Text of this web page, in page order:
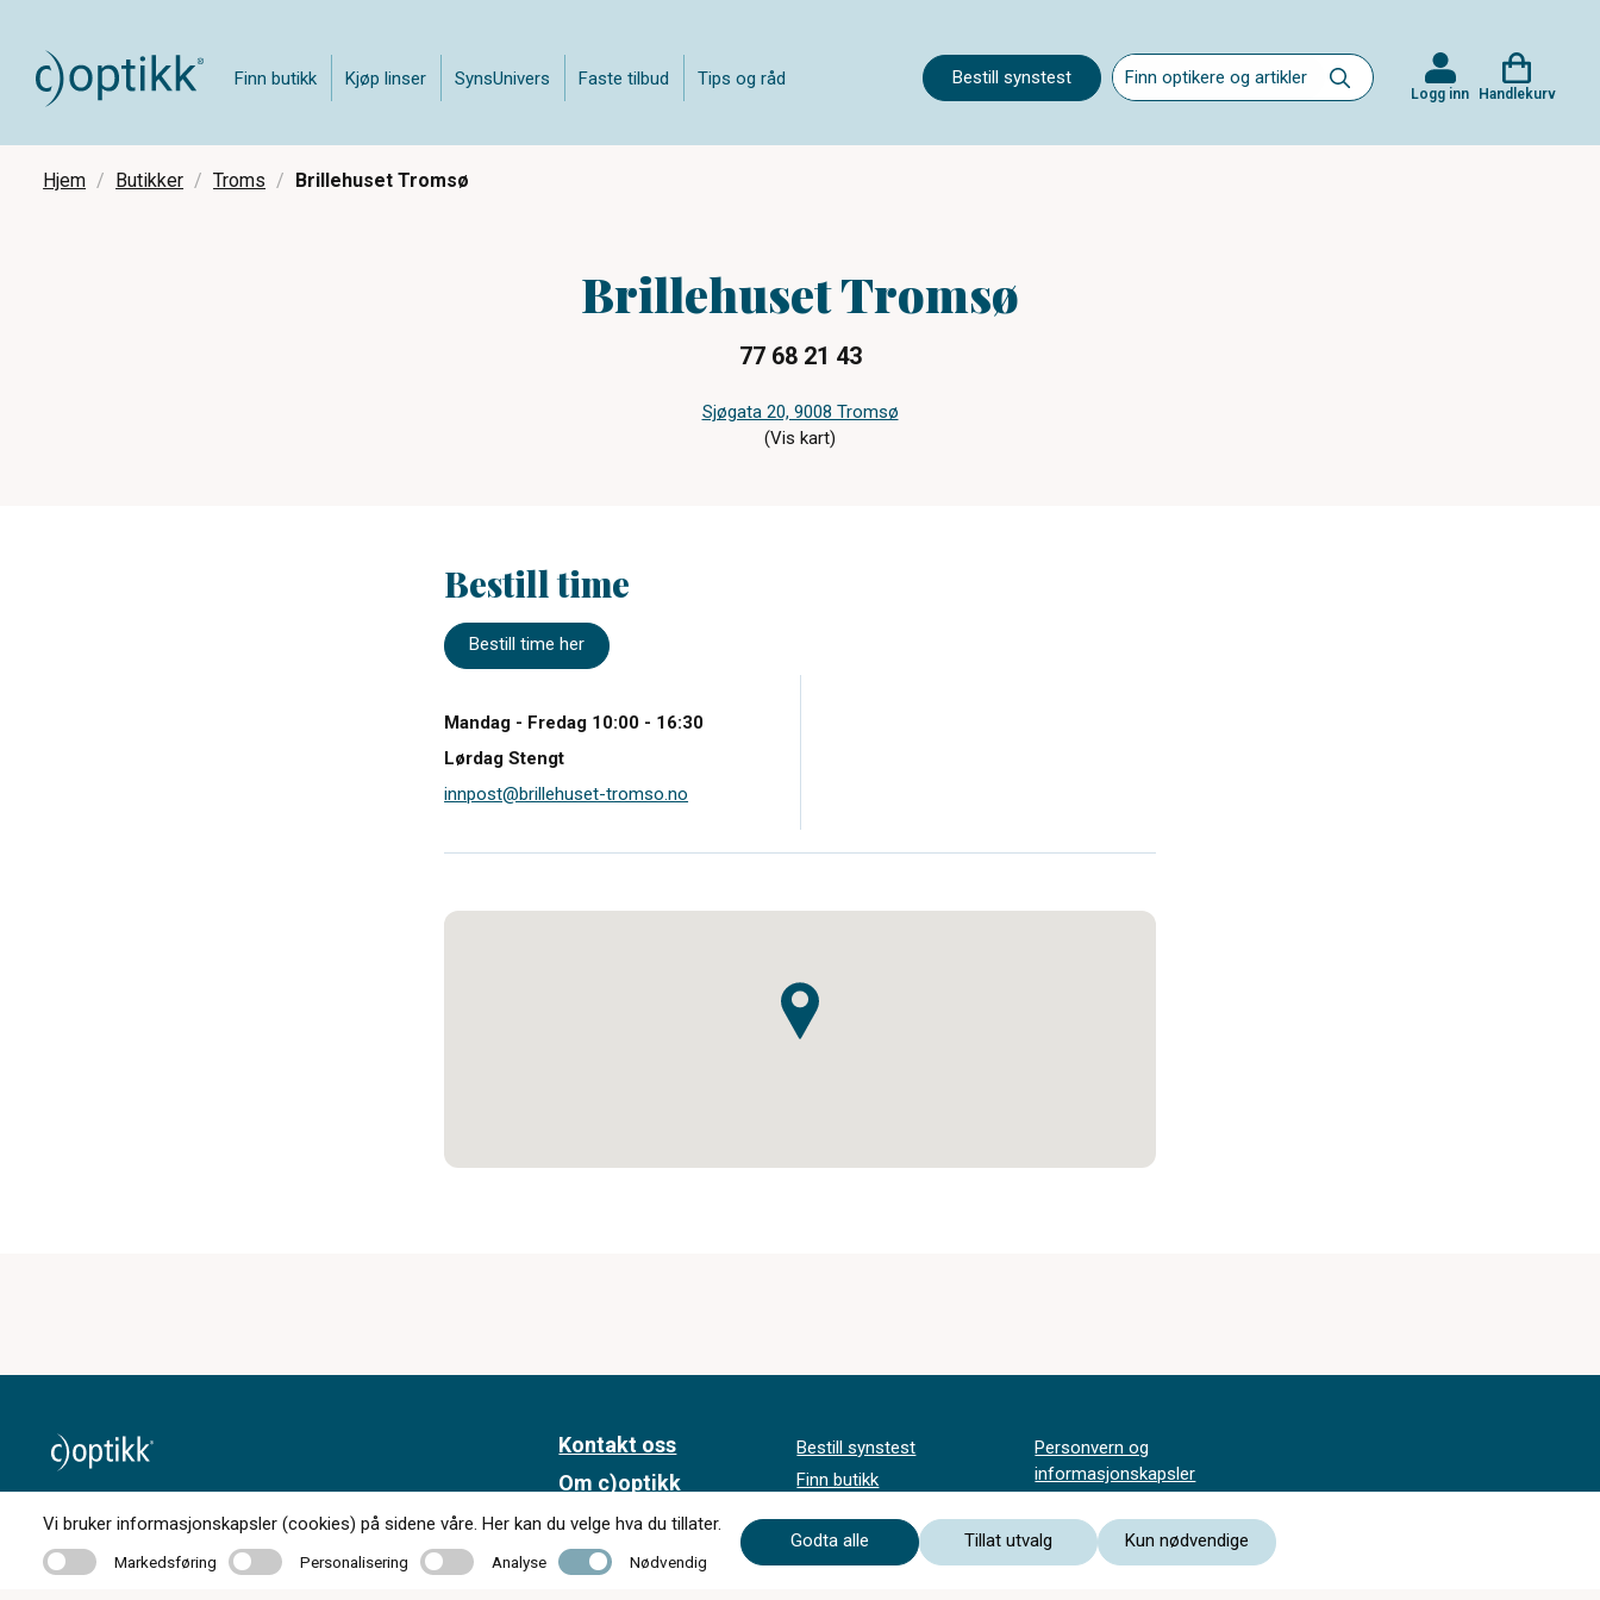
Bestill synstest
Finn butikk Kjøp linser SynsUnivers Faste tilbud Tips og råd
Logg inn Handlekurv
Hjem Butikker Troms Brillehuset Tromsø
Brillehuset Tromsø
77 68 21 43
Sjøgata 20, 9008 Tromsø
(Vis kart)
Bestill time
Bestill time her
Mandag - Fredag 10:00 - 16:30
Lørdag Stengt
innpost@brillehuset-tromso.no
Kontakt oss
Om c)optikk
Bli en del av
c)optikk!
Bestill synstest
Finn butikk
Faste tilbud
Personvern og
informasjonskapsler
Vi bruker informasjonskapsler (cookies) på sidene våre. Her kan du velge hva du tillater.
MarkedsføringMarkedsføring PersonaliseringPersonalisering Analyse Analyse Nødvendig Nødvendig
Godta alle Tillat utvalg Kun nødvendige